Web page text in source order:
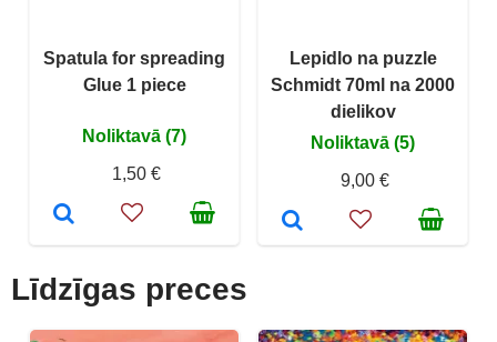
Spatula for spreading
Glue 1 piece
Noliktavā (7)
1,50 €
Lepidlo na puzzle
Schmidt 70ml na 2000
dielikov
Noliktavā (5)
9,00 €
Līdzīgas preces